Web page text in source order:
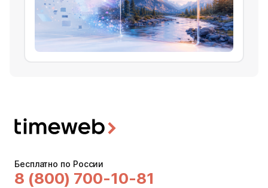
Бесплатно по России
8 (800) 700-10-81